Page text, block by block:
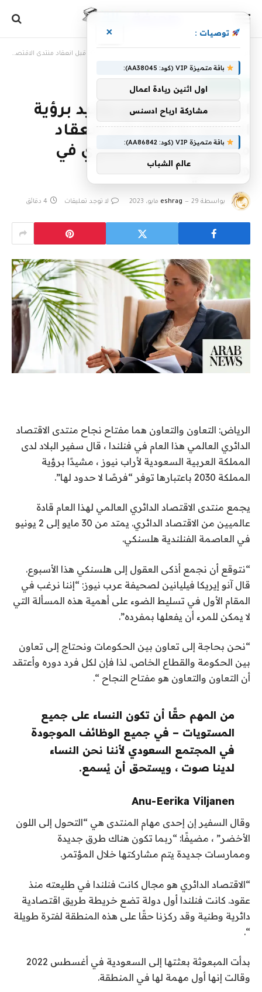
المبعوث الفنلندي يشيد برؤية
السعودية 2030 قبل انعقاد
منتدى الاقتصاد الدائري في
هلسنكي
بواسطة eshrag 29 مايو، 2023 لا توجد تعليقات 4 دقائق
الرياض: التعاون والتعاون هما مفتاح نجاح منتدى الاقتصاد
الدائري العالمي هذا العام في فنلندا ، قال سفير البلاد لدى
المملكة العربية السعودية لأراب نيوز ، مشيدًا برؤية
المملكة 2030 باعتبارها توفر “فرصًا لا حدود لها”.
يجمع منتدى الاقتصاد الدائري العالمي لهذا العام قادة
عالميين من الاقتصاد الدائري. يمتد من 30 مايو إلى 2 يونيو
في العاصمة الفنلندية هلسنكي.
“نتوقع أن نجمع أذكى العقول إلى هلسنكي هذا الأسبوع.
قال آنو إيريكا فيليانين لصحيفة عرب نيوز: “إننا نرغب في
المقام الأول في تسليط الضوء على أهمية هذه المسألة التي
لا يمكن للمرء أن يفعلها بمفرده”.
“نحن بحاجة إلى تعاون بين الحكومات ونحتاج إلى تعاون
بين الحكومة والقطاع الخاص. لذا فإن لكل فرد دوره وأعتقد
أن التعاون والتعاون هو مفتاح النجاح “.
من المهم حقًا أن تكون النساء على جميع
المستويات – في جميع الوظائف الموجودة
في المجتمع السعودي لأننا نحن النساء
لدينا صوت ، ويستحق أن يُسمع.
Anu-Eerika Viljanen
وقال السفير إن إحدى مهام المنتدى هي “التحول إلى اللون
الأخضر” ، مضيفًا: “ربما تكون هناك طرق جديدة
وممارسات جديدة يتم مشاركتها خلال المؤتمر.
“الاقتصاد الدائري هو مجال كانت فنلندا في طليعته منذ
عقود. كانت فنلندا أول دولة تضع خريطة طريق اقتصادية
دائرية وطنية وقد ركزنا حقًا على هذه المنطقة لفترة طويلة
“.
بدأت المبعوثة بعثتها إلى السعودية في أغسطس 2022
وقالت إنها أول مهمة لها في المنطقة.
توصيات : ×
باقة متميزة VIP (كود: AA38045):
اول اثنين ريادة اعمال
مشاركة ارباح ادسنس
باقة متميزة VIP (كود: AA86842):
عالم الشباب